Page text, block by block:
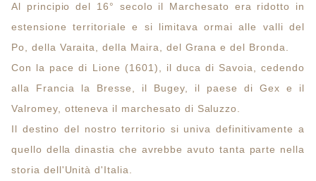
Al principio del 16° secolo il Marchesato era ridotto in
estensione territoriale e si limitava ormai alle valli del
Po, della Varaita, della Maira, del Grana e del Bronda.
Con la pace di Lione (1601), il duca di Savoia, cedendo
alla Francia la Bresse, il Bugey, il paese di Gex e il
Valromey, otteneva il marchesato di Saluzzo.
Il destino del nostro territorio si univa definitivamente a
quello della dinastia che avrebbe avuto tanta parte nella
storia dell'Unità d'Italia.